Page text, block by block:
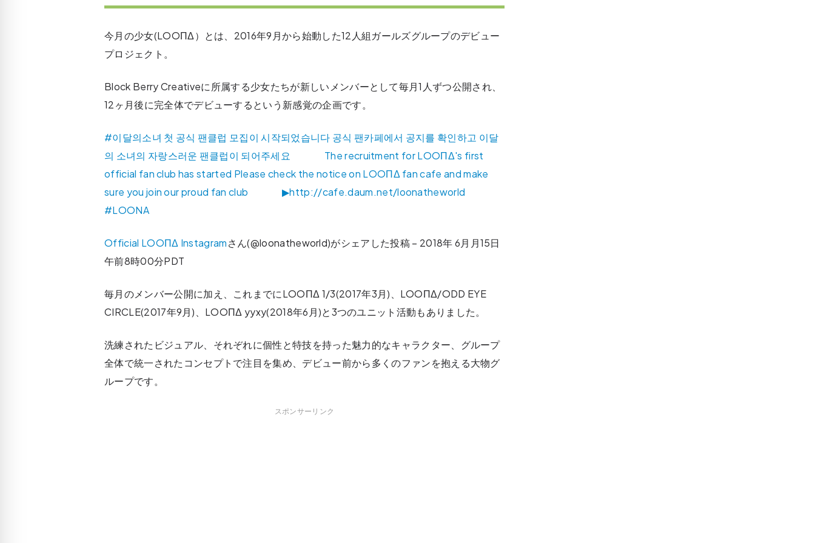
今月の少女(LOOΠΔ）とは、2016年9月から始動した12人組ガールズグループのデビュー
プロジェクト。
Block Berry Creativeに所属する少女たちが新しいメンバーとして毎月1人ずつ公開され、
12ヶ月後に完全体でデビューするという新感覚の企画です。
#이달의소녀 첫 공식 팬클럽 모집이 시작되었습니다 공식 팬카페에서 공지를 확인하고 이달
의 소녀의 자랑스러운 팬클럽이 되어주세요 ⠀⠀⠀⠀ The recruitment for LOOΠΔ's first
official fan club has started Please check the notice on LOOΠΔ fan cafe and make
sure you join our proud fan club ⠀⠀⠀⠀ ▶http://cafe.daum.net/loonatheworld ⠀⠀⠀⠀
#LOONA
Official LOOΠΔ Instagramさん(@loonatheworld)がシェアした投稿 – 2018年 6月月15日
午前8時00分PDT
毎月のメンバー公開に加え、これまでにLOOΠΔ 1/3(2017年3月)、LOOΠΔ/ODD EYE
CIRCLE(2017年9月)、LOOΠΔ yyxy(2018年6月)と3つのユニット活動もありました。
洗練されたビジュアル、それぞれに個性と特技を持った魅力的なキャラクター、グループ
全体で統一されたコンセプトで注目を集め、デビュー前から多くのファンを抱える大物グ
ループです。
スポンサーリンク